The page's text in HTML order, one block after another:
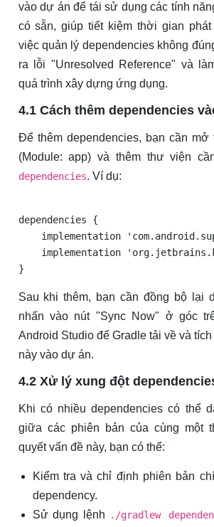
vào dự án để tái sử dụng các tính
có sẵn, giúp tiết kiệm thời gian phát
việc quản lý dependencies không
ra lỗi "Unresolved Reference" và
quá trình xây dựng ứng dụng.
4.1 Cách thêm dependencies
Để thêm dependencies, bạn cần mở
(Module: app) và thêm thư viện
dependencies. Ví dụ:
dependencies {
implementation
implementation
Sau khi thêm, bạn cần đồng bộ lại
nhấn vào nút "Sync Now" ở góc
Android Studio để Gradle tải về và
này vào dự án.
4.2 Xử lý xung đột
Khi có nhiều dependencies có thể
giữa các phiên bản của cùng một
quyết vấn đề này, bạn có thể:
Kiểm tra và chỉ định phiên bản
dependency.
Sử dụng lệnh
./gradlew